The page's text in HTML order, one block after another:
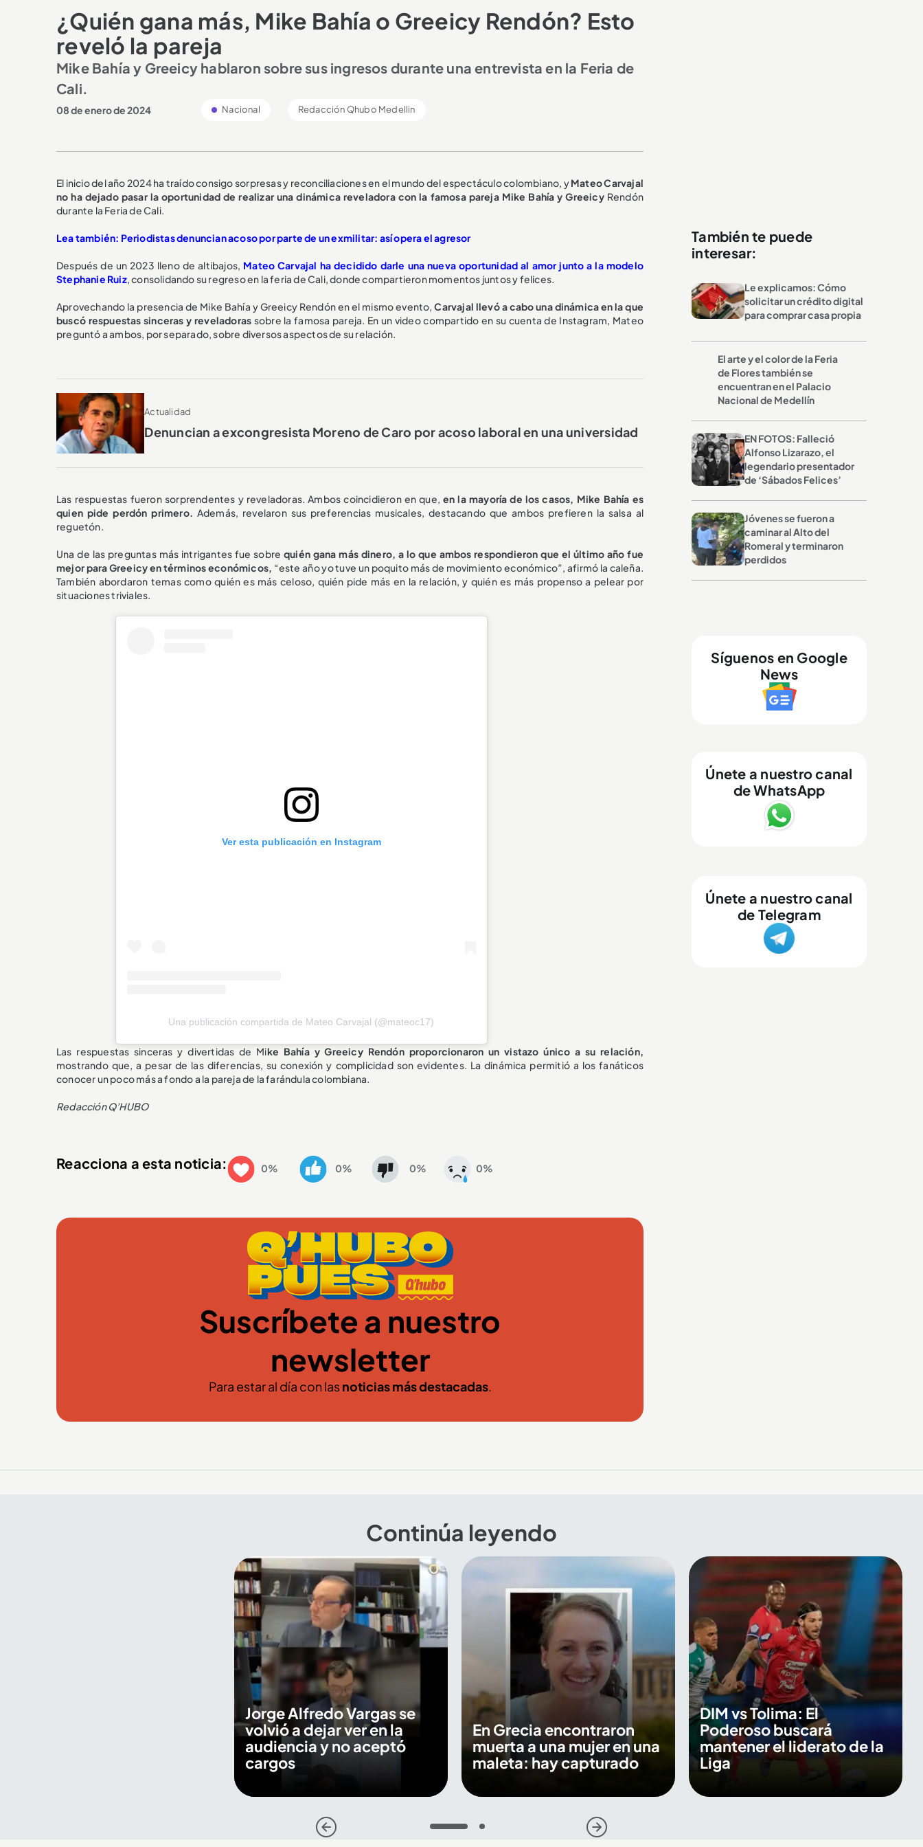
¿Quién gana más, Mike Bahía o Greeicy Rendón? Esto
reveló la pareja
Mike Bahía y Greeicy hablaron sobre sus ingresos durante una entrevista en la Feria de
Cali.
08 de enero de 2024 Nacional Redacción Qhubo Medellin
El inicio del año 2024 ha traído consigo sorpresas y reconciliaciones en el mundo del espectáculo colombiano, yMateo Carvajal
no ha dejado pasar la oportunidad de realizar una dinámica reveladora con la famosa pareja Mike Bahía y GreeicyRendón
durante la Feria de Cali.
Lea también: Periodistas denuncian acoso por parte de un exmilitar: así opera el agresor
Después de un 2023 lleno de altibajos, Mateo Carvajal ha decidido darle una nueva oportunidad al amor junto a la modelo
Stephanie Ruiz, consolidando su regreso en la feria de Cali, donde compartieron momentos juntos y felices.
Aprovechando la presencia de Mike Bahía y Greeicy Rendón en el mismo evento, Carvajal llevó a cabo una dinámica en la que
buscó respuestas sinceras y reveladoras sobre la famosa pareja. En un video compartido en su cuenta de Instagram, Mateo
preguntó a ambos, por separado, sobre diversos aspectos de su relación.
Actualidad
Denuncian a excongresista Moreno de Caro por acoso laboral en una universidad
Las respuestas fueron sorprendentes y reveladoras. Ambos coincidieron en que, en la mayoría de los casos, Mike Bahía es
quien pide perdón primero. Además, revelaron sus preferencias musicales, destacando que ambos prefieren la salsa al
reguetón.
Una de las preguntas más intrigantes fue sobrequién gana más dinero, a lo que ambos respondieron que el último año fue
mejor para Greeicy en términos económicos, “este año yo tuve un poquito más de movimiento económico”, afirmó la caleña.
También abordaron temas como quién es más celoso, quién pide más en la relación, y quién es más propenso a pelear por
situaciones triviales.
Ver esta publicación en Instagram
Una publicación compartida de Mateo Carvajal (@mateoc17)
Las respuestas sinceras y divertidas de Mike Bahía y Greeicy Rendón proporcionaron un vistazo único a su relación,
mostrando que, a pesar de las diferencias, su conexión y complicidad son evidentes. La dinámica permitió a los fanáticos
conocer un poco más a fondo a la pareja de la farándula colombiana.
Redacción Q’HUBO
Reacciona a esta noticia: 0% 0% 0% 0%
Suscríbete a nuestro
newsletter
Para estar al día con lasnoticias más destacadas.
También te puede
interesar:
Le explicamos: Cómo
solicitar un crédito digital
para comprar casa propia
El arte y el color de la Feria
de Flores también se
encuentran en el Palacio
Nacional de Medellín
EN FOTOS: Falleció
Alfonso Lizarazo, el
legendario presentador
de ‘Sábados Felices’
Jóvenes se fueron a
caminar al Alto del
Romeral y terminaron
perdidos
Síguenos en Google
News
Únete a nuestro canal
de WhatsApp
Únete a nuestro canal
de Telegram
Continúa leyendo
Jorge Alfredo Vargas se
volvió a dejar ver en la
audiencia y no aceptó
cargos
En Grecia encontraron
muerta a una mujer en una
maleta: hay capturado
DIM vs Tolima: El
Poderoso buscará
mantener el liderato de la
Liga
1 2